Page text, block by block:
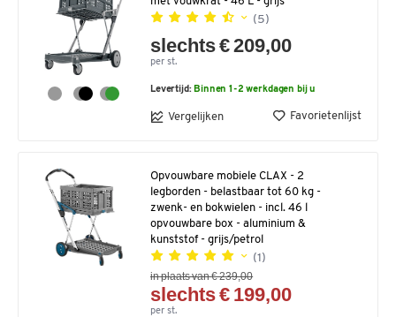
(5)
slechts € 209,00
per st.
Levertijd: Binnen 1-2 werkdagen bij u
Vergelijken Favorietenlijst
Opvouwbare mobiele CLAX - 2
legborden - belastbaar tot 60 kg -
zwenk- en bokwielen - incl. 46 l
opvouwbare box - aluminium &
kunststof - grijs/petrol
(1)
in plaats van € 239,00
slechts € 199,00
per st.